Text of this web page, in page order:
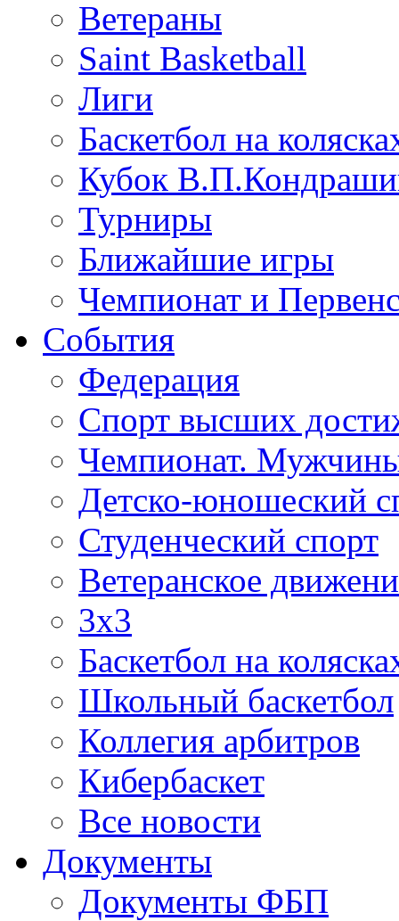
Ветераны
Saint Basketball
Лиги
Баскетбол на
Кубок
Турниры
Ближайшие игры
Чемпионат и
События
Федерация
Спорт высших
Чемпионат.
Детско-юношеский
Студенческий спорт
Ветеранское
3х3
Баскетбол на
Школьный баскетбол
Коллегия арбитров
Кибербаскет
Все новости
Документы
Документы ФБП